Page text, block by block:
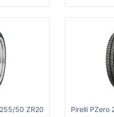
50 ZR20
Pirelli PZero